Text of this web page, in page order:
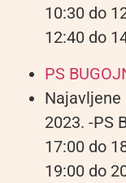
10:30 do
12:40 do
PS
Najavljene
2023. -PS
17:00 do
19:00 do